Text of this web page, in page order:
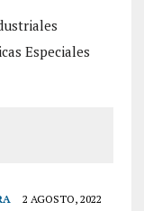
Especiales
2 AGOSTO, 2022